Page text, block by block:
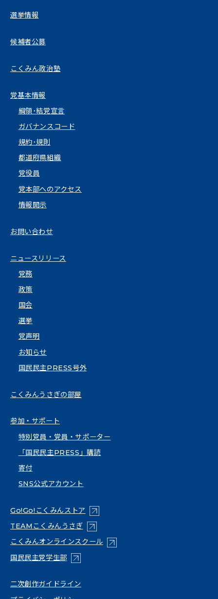
選挙情報
候補者公募
こくみん政治塾
党基本情報
綱領･結党宣言
ガバナンスコード
規約･規則
都道府県組織
党役員
党本部へのアクセス
情報開示
お問い合わせ
ニュースリリース
党務
政策
国会
選挙
党声明
お知らせ
国民民主PRESS号外
こくみんうさぎの部屋
参加・サポート
特別党員・党員・サポーター
「国民民主PRESS」購読
寄付
SNS公式アカウント
Go!Go!こくみんストア （新しいタブで開く）
TEAMこくみんうさぎ（新しいタブで開く）
こくみんオンラインスクール（新しいタブで開く）
国民民主党学生部（新しいタブで開く）
二次創作ガイドライン